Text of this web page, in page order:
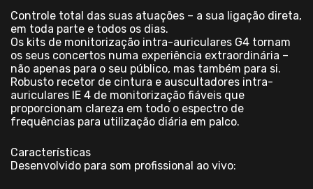
Controle total das suas atuações – a sua ligação direta,
em toda parte e todos os dias.
Os kits de monitorização intra-auriculares G4 tornam
os seus concertos numa experiência extraordinária –
não apenas para o seu público, mas também para si.
Robusto recetor de cintura e auscultadores intra-
auriculares IE 4 de monitorização fiáveis que
proporcionam clareza em todo o espectro de
frequências para utilização diária em palco.
Características
Desenvolvido para som profissional ao vivo: